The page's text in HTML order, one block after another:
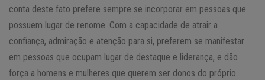
conta deste fato prefere sempre se incorporar em pessoas que
possuem lugar de renome. Com a capacidade de atrair a
confiança, admiração e atenção para si, preferem se manifestar
em pessoas que ocupam lugar de destaque e liderança, e dão
força a homens e mulheres que querem ser donos do próprio